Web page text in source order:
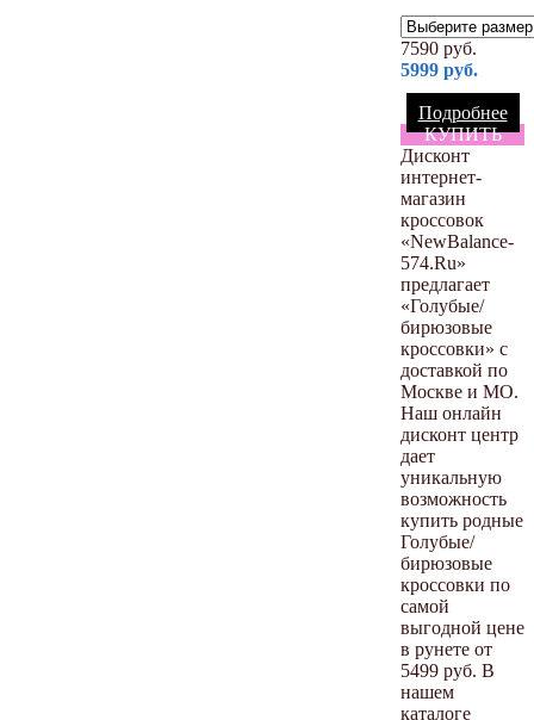
7590 руб.
5999 руб.
Подробнее
КУПИТЬ
Дисконт
интернет-
магазин
кроссовок
«NewBalance-
574.Ru»
предлагает
«Голубые/
бирюзовые
кроссовки» с
доставкой по
Москве и МО.
Наш онлайн
дисконт центр
дает
уникальную
возможность
купить родные
Голубые/
бирюзовые
кроссовки по
самой
выгодной цене
в рунете от
5499 руб. В
нашем
каталоге